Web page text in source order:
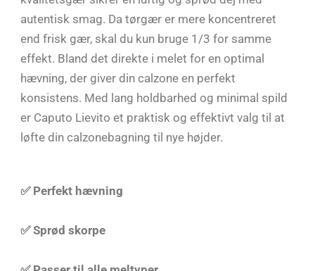
autentisk smag. Da tørgær er mere koncentreret
end frisk gær, skal du kun bruge 1/3 for samme
effekt. Bland det direkte i melet for en optimal
hævning, der giver din calzone en perfekt
konsistens. Med lang holdbarhed og minimal spild
er Caputo Lievito et praktisk og effektivt valg til at
løfte din calzonebagning til nye højder.
✅ Perfekt hævning
✅ Sprød skorpe